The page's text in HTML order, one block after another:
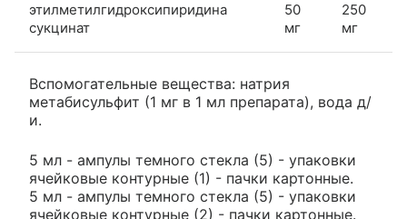
этилметилгидроксипиридина
сукцинат
50
мг
250
мг
Вспомогательные вещества: натрия
метабисульфит (1 мг в 1 мл препарата), вода д/
и.
5 мл - ампулы темного стекла (5) - упаковки
ячейковые контурные (1) - пачки картонные.
5 мл - ампулы темного стекла (5) - упаковки
ячейковые контурные (2) - пачки картонные.